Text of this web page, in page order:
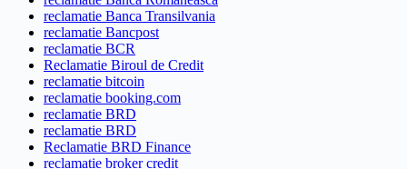
reclamatie Banca Transilvania
reclamatie Bancpost
reclamatie BCR
Reclamatie Biroul de Credit
reclamatie bitcoin
reclamatie booking.com
reclamatie BRD
reclamatie BRD
Reclamatie BRD Finance
reclamatie broker credit